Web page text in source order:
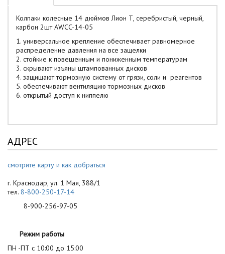
Колпаки колесные 14 дюймов Лион Т, серебристый, черный,
карбон 2шт AWCC-14-05
1. универсальное крепление обеспечивает равномерное
распределение давления на все защелки
2. стойкие к повешенным и пониженным температурам
3. скрывают изъяны штампованных дисков
4. защищают тормозную систему от грязи, соли и реагентов
5. обеспечивают вентиляцию тормозных дисков
6. открытый доступ к ниппелю
АДРЕС
смотрите карту и как добраться
г. Краснодар, ул. 1 Мая, 388/1
тел. 8-800-250-17-14
8-900-256-97-05
Режим работы
ПН -ПТ с 10:00 до 15:00